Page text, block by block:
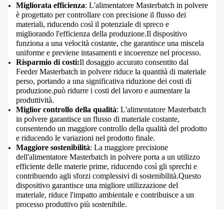
Migliorata efficienza: L'alimentatore Masterbatch in polvere
è progettato per controllare con precisione il flusso dei
materiali, riducendo così il potenziale di spreco e
migliorando l'efficienza della produzione.Il dispositivo
funziona a una velocità costante, che garantisce una miscela
uniforme e previene intasamenti e incoerenze nel processo.
Risparmio di costi:Il dosaggio accurato consentito dal
Feeder Masterbatch in polvere riduce la quantità di materiale
perso, portando a una significativa riduzione dei costi di
produzione.può ridurre i costi del lavoro e aumentare la
produttività.
Miglior controllo della qualità: L'alimentatore Masterbatch
in polvere garantisce un flusso di materiale costante,
consentendo un maggiore controllo della qualità del prodotto
e riducendo le variazioni nel prodotto finale.
Maggiore sostenibilità: La maggiore precisione
dell'alimentatore Masterbatch in polvere porta a un utilizzo
efficiente delle materie prime, riducendo così gli sprechi e
contribuendo agli sforzi complessivi di sostenibilità.Questo
dispositivo garantisce una migliore utilizzazione del
materiale, riduce l'impatto ambientale e contribuisce a un
processo produttivo più sostenibile.